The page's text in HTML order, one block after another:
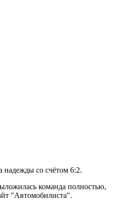
со счётом 6:2.
команда полностью,
"Автомобилиста".